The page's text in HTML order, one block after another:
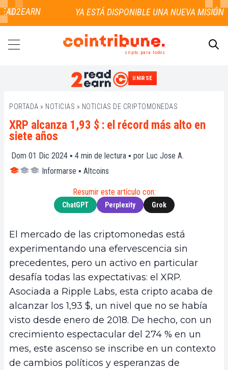
cripto para todos
UNIRSE
PORTADA » NOTICIAS » NOTICIAS DE CRIPTOMONEDAS
XRP alcanza 1,93 $ : el récord más alto en
siete años
Dom 01 Dic 2024 ▪ 4 min de lectura ▪ por Luc Jose A.
Informarse ▪ Altcoins
Resumir este artículo con:
ChatGPT Perplexity Grok
El mercado de las criptomonedas está
experimentando una efervescencia sin
precedentes, pero un activo en particular
desafía todas las expectativas: el XRP.
Asociada a Ripple Labs, esta cripto acaba de
alcanzar los 1,93 $, un nivel que no se había
visto desde enero de 2018. De hecho, con un
crecimiento espectacular del 274 % en un
mes, este ascenso se inscribe en un contexto
de cambios políticos y esperanzas de